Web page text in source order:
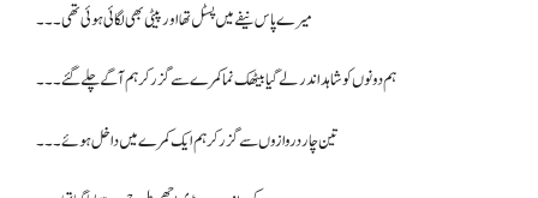
میرے پاس نیفے میں پسٹل تھا اور پیٹی بھی لگائی ہوئی تھی۔۔۔
ہم دونوں کو شاہد اندر لے گیا بیٹھک نما کمرے سے گزر کر ہم آگے چلے گئے۔۔۔
تین چار دروازوں سے گزر کر ہم ایک کمرے میں داخل ہوئے۔۔۔